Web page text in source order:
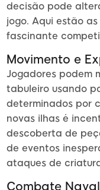
decisão pode
jogo. Aqui estão
fascinante
Movimento e
Jogadores podem
tabuleiro usando
determinados por
novas ilhas é
descoberta de
de eventos
ataques de
Combate Naval